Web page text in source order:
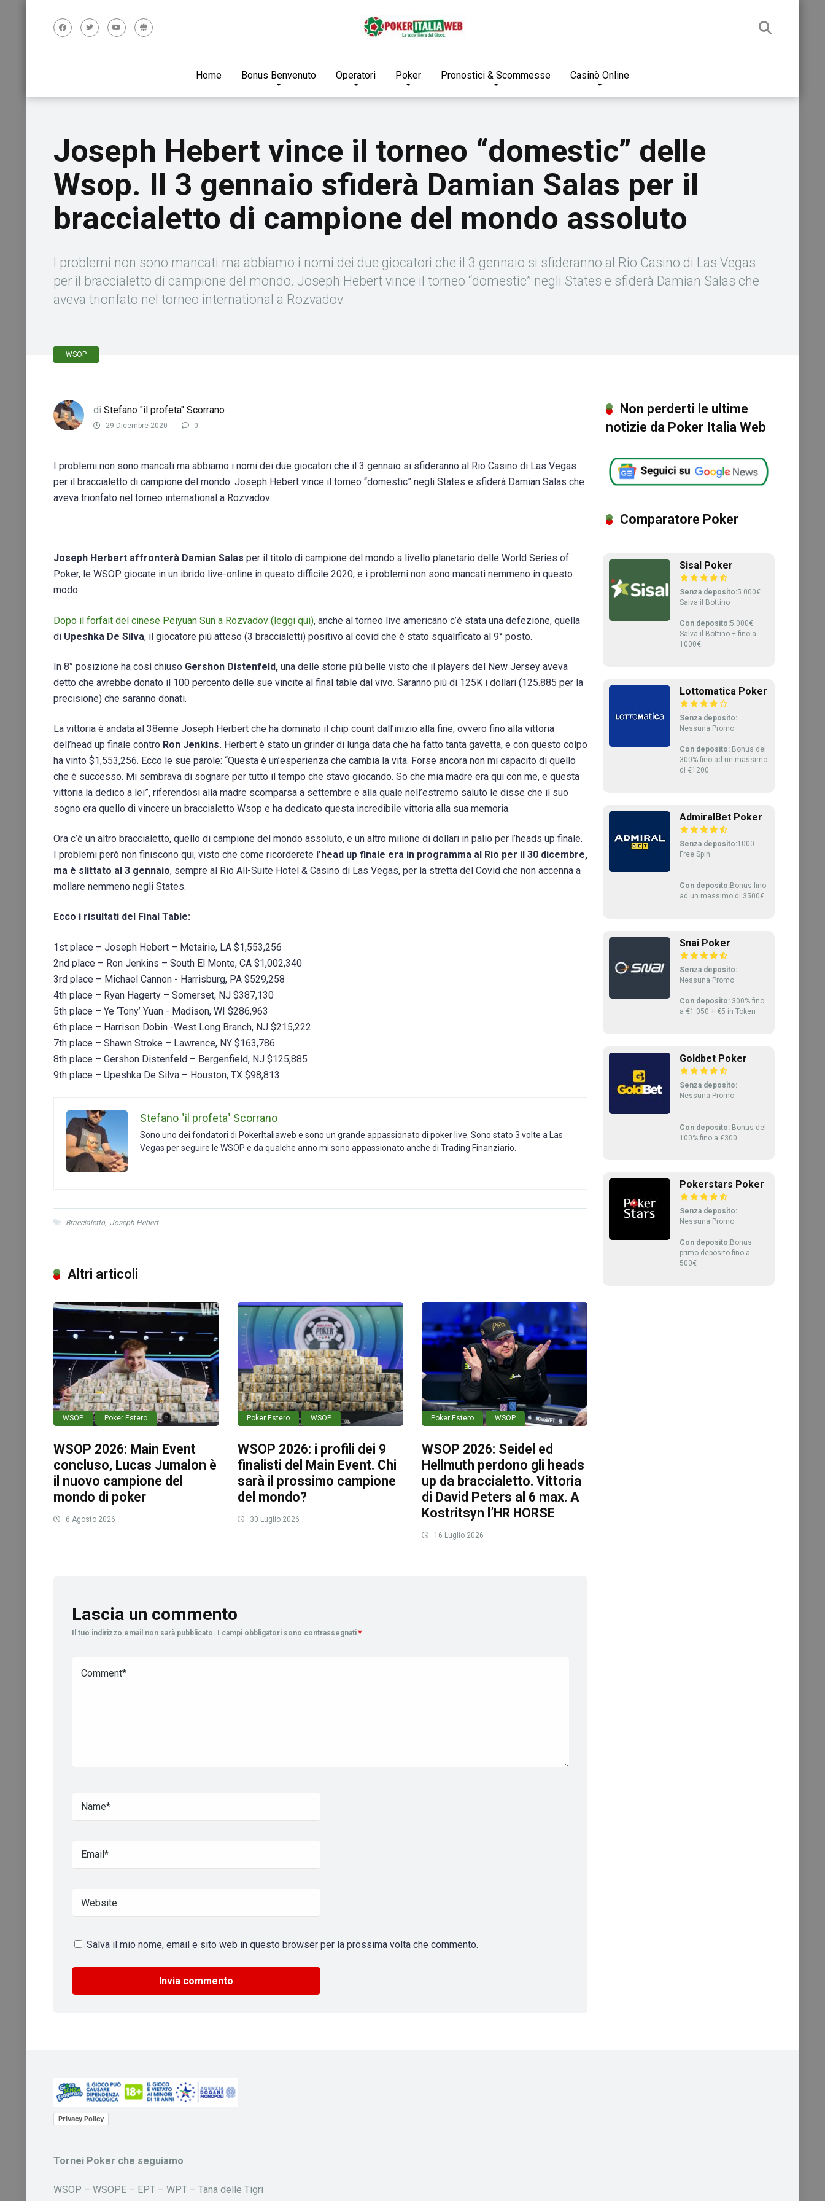
Home Bonus Benvenuto Operatori Poker Pronostici & Scommesse Casinò Online
Joseph Hebert vince il torneo “domestic” delle
Wsop. Il 3 gennaio sfiderà Damian Salas per il
braccialetto di campione del mondo assoluto
I problemi non sono mancati ma abbiamo i nomi dei due giocatori che il 3 gennaio si sfideranno al Rio Casino di Las Vegas
per il braccialetto di campione del mondo. Joseph Hebert vince il torneo “domestic” negli States e sfiderà Damian Salas che
aveva trionfato nel torneo international a Rozvadov.
WSOP
di Stefano "il profeta" Scorrano
29 Dicembre 2020 0
I problemi non sono mancati ma abbiamo i nomi dei due giocatori che il 3 gennaio si sfideranno al Rio Casino di Las Vegas
per il braccialetto di campione del mondo. Joseph Hebert vince il torneo “domestic” negli States e sfiderà Damian Salas che
aveva trionfato nel torneo international a Rozvadov.
Joseph Herbert affronterà Damian Salas per il titolo di campione del mondo a livello planetario delle World Series of
Poker, le WSOP giocate in un ibrido live-online in questo difficile 2020, e i problemi non sono mancati nemmeno in questo
modo.
Dopo il forfait del cinese Peiyuan Sun a Rozvadov (leggi qui), anche al torneo live americano c’è stata una defezione, quella
di Upeshka De Silva, il giocatore più atteso (3 braccialetti) positivo al covid che è stato squalificato al 9° posto.
In 8° posizione ha così chiuso Gershon Distenfeld, una delle storie più belle visto che il players del New Jersey aveva
detto che avrebbe donato il 100 percento delle sue vincite al final table dal vivo. Saranno più di 125K i dollari (125.885 per la
precisione) che saranno donati.
La vittoria è andata al 38enne Joseph Herbert che ha dominato il chip count dall’inizio alla fine, ovvero fino alla vittoria
dell’head up finale contro Ron Jenkins. Herbert è stato un grinder di lunga data che ha fatto tanta gavetta, e con questo colpo
ha vinto $1,553,256. Ecco le sue parole: “Questa è un’esperienza che cambia la vita. Forse ancora non mi capacito di quello
che è successo. Mi sembrava di sognare per tutto il tempo che stavo giocando. So che mia madre era qui con me, e questa
vittoria la dedico a lei”, riferendosi alla madre scomparsa a settembre e alla quale nell’estremo saluto le disse che il suo
sogno era quello di vincere un braccialetto Wsop e ha dedicato questa incredibile vittoria alla sua memoria.
Ora c’è un altro braccialetto, quello di campione del mondo assoluto, e un altro milione di dollari in palio per l’heads up finale.
I problemi però non finiscono qui, visto che come ricorderete l’head up finale era in programma al Rio per il 30 dicembre,
ma è slittato al 3 gennaio, sempre al Rio All-Suite Hotel & Casino di Las Vegas, per la stretta del Covid che non accenna a
mollare nemmeno negli States.
Ecco i risultati del Final Table:
1st place – Joseph Hebert – Metairie, LA $1,553,256
2nd place – Ron Jenkins – South El Monte, CA $1,002,340
3rd place – Michael Cannon ­- Harrisburg, PA $529,258
4th place – Ryan Hagerty – Somerset, NJ $387,130
5th place – Ye ‘Tony’ Yuan ­- Madison, WI $286,963
6th place – Harrison Dobin ­-West Long Branch, NJ $215,222
7th place – Shawn Stroke – Lawrence, NY $163,786
8th place – Gershon Distenfeld – Bergenfield, NJ $125,885
9th place – Upeshka De Silva – Houston, TX $98,813
Stefano "il profeta" Scorrano
Sono uno dei fondatori di PokerItaliaweb e sono un grande appassionato di poker live. Sono stato 3 volte a Las
Vegas per seguire le WSOP e da qualche anno mi sono appassionato anche di Trading Finanziario.
Braccialetto, Joseph Hebert
Altri articoli
WSOP Poker Estero
WSOP 2026: Main Event
concluso, Lucas Jumalon è
il nuovo campione del
mondo di poker
6 Agosto 2026
Poker Estero WSOP
WSOP 2026: i profili dei 9
finalisti del Main Event. Chi
sarà il prossimo campione
del mondo?
30 Luglio 2026
Poker Estero WSOP
WSOP 2026: Seidel ed
Hellmuth perdono gli heads
up da braccialetto. Vittoria
di David Peters al 6 max. A
Kostritsyn l’HR HORSE
16 Luglio 2026
Lascia un commento
Il tuo indirizzo email non sarà pubblicato. I campi obbligatori sono contrassegnati *
Salva il mio nome, email e sito web in questo browser per la prossima volta che commento.
Non perderti le ultime
notizie da Poker Italia Web
Comparatore Poker
Sisal Poker
Senza deposito:5.000€
Salva il Bottino
Con deposito:5.000€
Salva il Bottino + fino a
1000€
Lottomatica Poker
Senza deposito:
Nessuna Promo
Con deposito: Bonus del
300% fino ad un massimo
di €1200
AdmiralBet Poker
Senza deposito:1000
Free Spin
Con deposito:Bonus fino
ad un massimo di 3500€
Snai Poker
Senza deposito:
Nessuna Promo
Con deposito: 300% fino
a €1.050 + €5 in Token
Goldbet Poker
Senza deposito:
Nessuna Promo
Con deposito: Bonus del
100% fino a €300
Pokerstars Poker
Senza deposito:
Nessuna Promo
Con deposito:Bonus
primo deposito fino a
500€
Privacy Policy
Tornei Poker che seguiamo
WSOP – WSOPE – EPT – WPT – Tana delle Tigri